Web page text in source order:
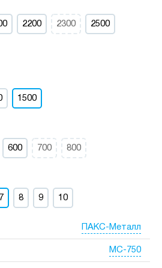
2200 2300 2500
1500
600 700 800
7 8 9 10
ПАКС-Металл
МС-750